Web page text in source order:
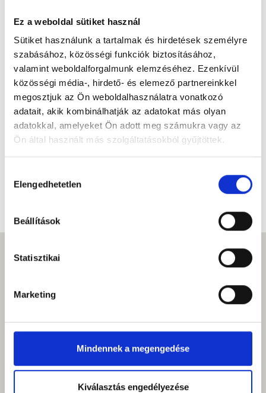
Ez a weboldal sütiket használ
Sütiket használunk a tartalmak és hirdetések személyre
szabásához, közösségi funkciók biztosításához,
valamint weboldalforgalmunk elemzéséhez. Ezenkívül
közösségi média-, hirdető- és elemező partnereinkkel
megosztjuk az Ön weboldalhasználatra vonatkozó
adatait, akik kombinálhatják az adatokat más olyan
adatokkal, amelyeket Ön adott meg számukra vagy az
Ön által használt más szolgáltatásokból gyűjtöttek.
kiválasztása
Elengedhetetlen
Beállítások
Statisztikai
Marketing
Mindennek a megengedése
Kiválasztás engedélyezése
ShareFacebook
TwitterEmail